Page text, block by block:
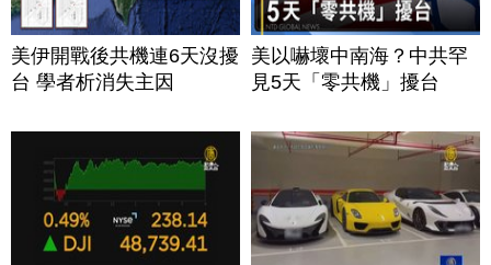
美伊開戰後共機連6天沒擾
台 學者析消失主因
美以嚇壞中南海？中共罕
見5天「零共機」擾台